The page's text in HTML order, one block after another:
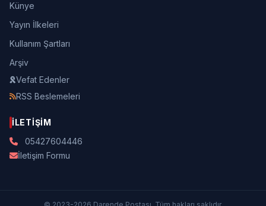
Künye
Yayın İlkeleri
Kullanım Şartları
Arşiv
Vefat Edenler
RSS Beslemeleri
İLETIŞIM
05427604446
İletişim Formu